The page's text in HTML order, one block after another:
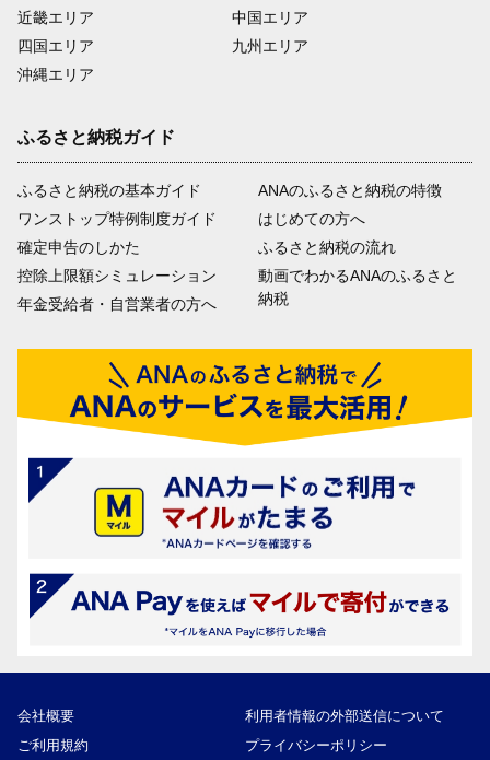
近畿エリア
四国エリア
沖縄エリア
中国エリア
九州エリア
ふるさと納税ガイド
ふるさと納税の基本ガイド
ワンストップ特例制度ガイド
確定申告のしかた
控除上限額シミュレーション
年金受給者・自営業者の方へ
ANAのふるさと納税の特徴
はじめての方へ
ふるさと納税の流れ
動画でわかるANAのふるさと
納税
会社概要
利用者情報の外部送信について
ご利用規約
プライバシーポリシー